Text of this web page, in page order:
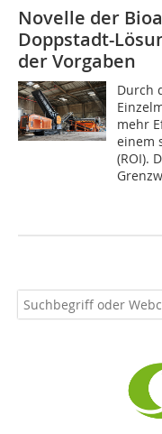
Novelle der
Doppstadt-
der Vorgaben
Durch
mehr
einem
(ROI).